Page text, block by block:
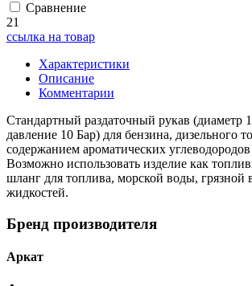
Сравнение
21
ссылка на товар
Характеристики
Описание
Комментарии
Стандартный раздаточный рукав (диаметр
давление 10 Бар) для бензина, дизельного
содержанием ароматических
Возможно использовать изделие как
шланг для топлива, морской воды, грязной
жидкостей.
Бренд производителя
Аркат